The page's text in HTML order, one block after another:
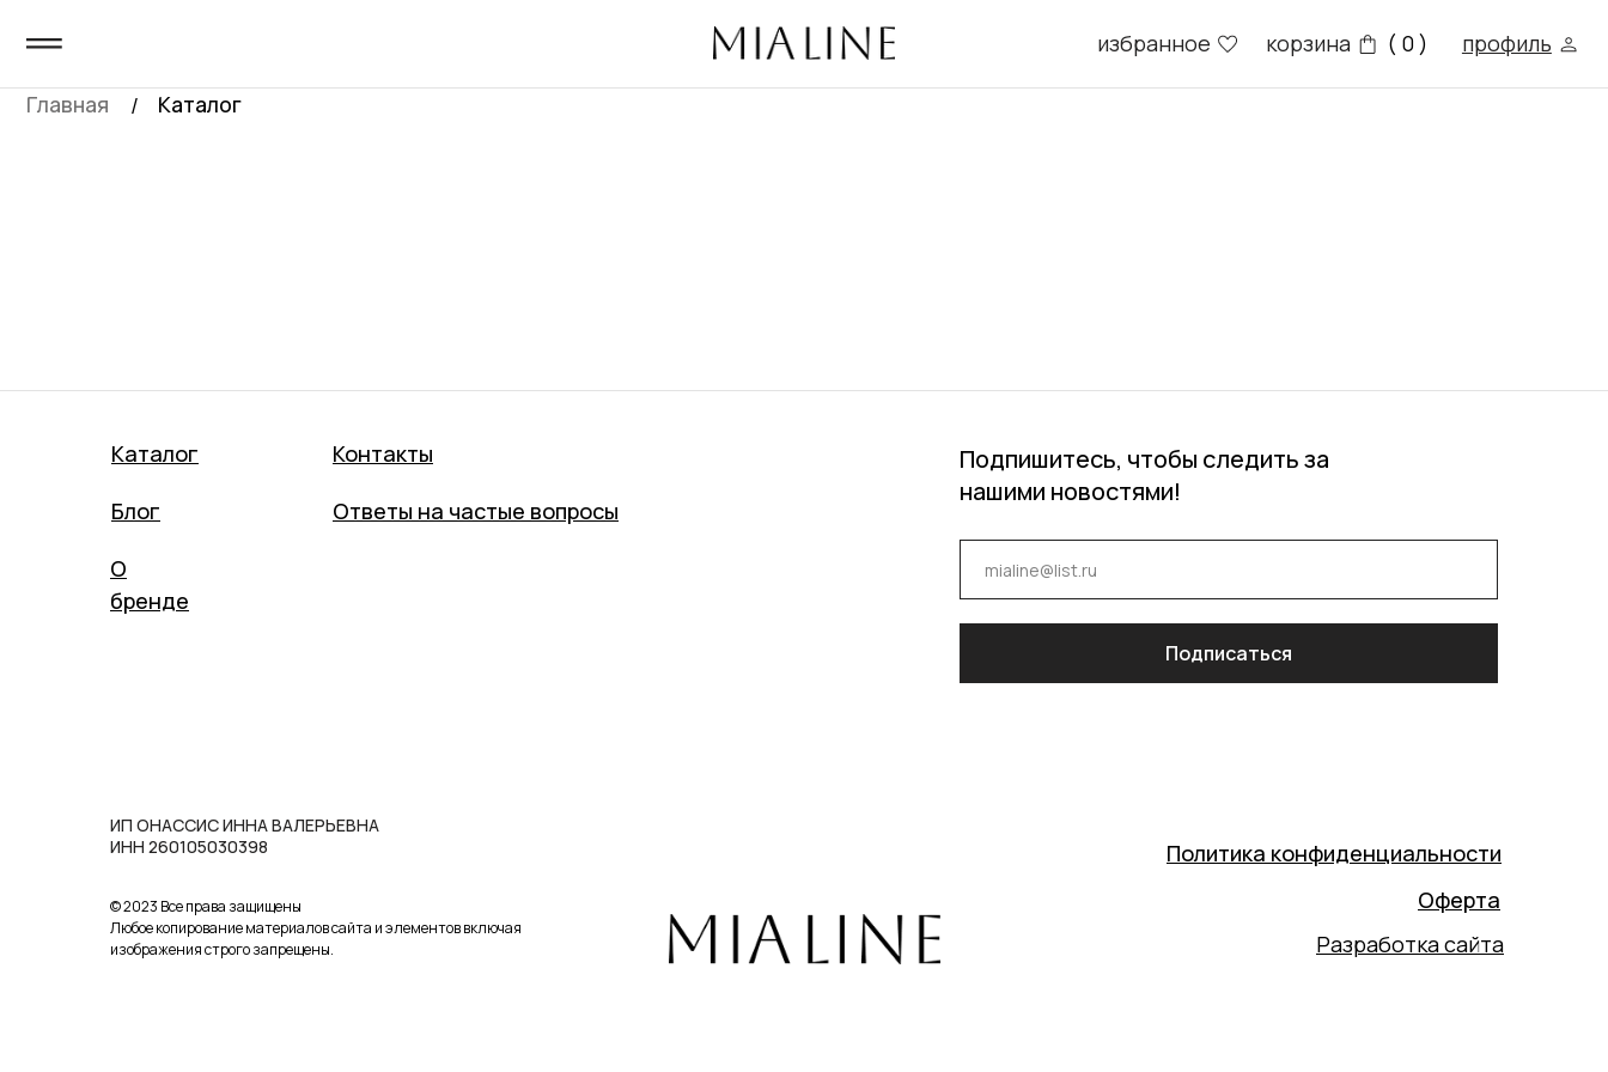
корзина ( 0 ) профиль
/
Главная Каталог
Подписаться
ИП ОНАССИС ИННА ВАЛЕРЬЕВНА
ИНН 260105030398
Подпишитесь, чтобы следить за
нашими новостями!
Оферта
Контакты
Ответы на частые вопросы
Каталог
О
бренде
Блог
Политика конфиденциальности
© 2023 Все права защищены
Любое копирование материалов сайта и элементов включая
изображения строго запрещены.
Разработка сайта